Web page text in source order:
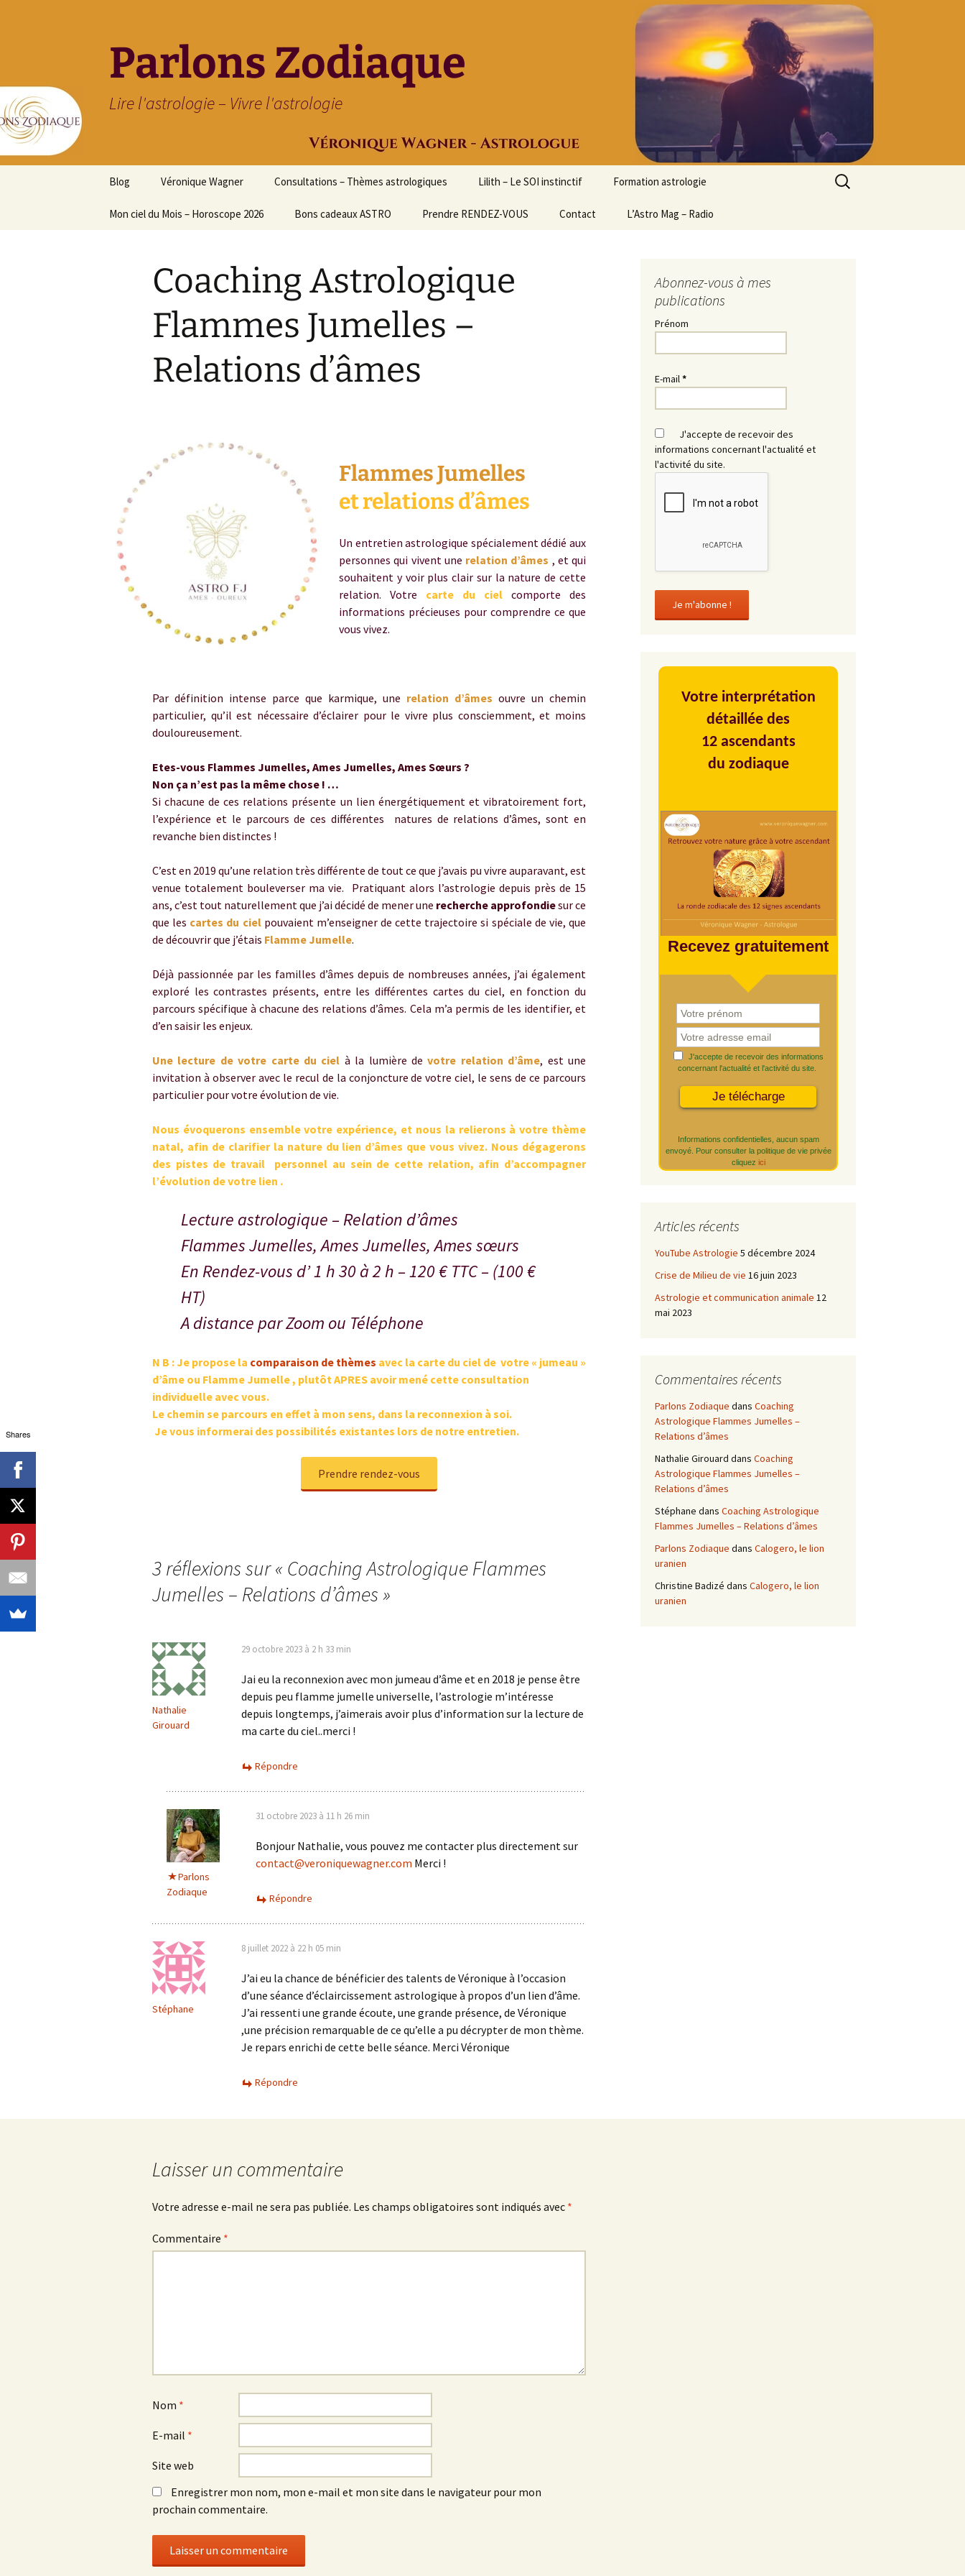
Parlons Zodiaque
Lire l'astrologie – Vivre l'astrologie
contenu
Blog Véronique Wagner Consultations – Thèmes astrologiques Lilith – Le SOI instinctif Formation astrologie
Initiation à l’ASTROLOGIE
Stage découverte
Formation en ligne
Astrologie
Mon ciel du Mois – Horoscope 2026 Bons cadeaux ASTRO Prendre RENDEZ-VOUS Contact L’Astro Mag – Radio
Rechercher :
Coaching Astrologique
Flammes Jumelles –
Relations d’âmes
Flammes Jumelles
et relations d’âmes
Un entretien astrologique spécialement dédié aux
personnes qui vivent une relation d’âmes , et qui
souhaitent y voir plus clair sur la nature de cette
relation. Votre carte du ciel comporte des
informations précieuses pour comprendre ce que
vous vivez.
Par définition intense parce que karmique, une relation d’âmes ouvre un chemin
particulier, qu’il est nécessaire d’éclairer pour le vivre plus consciemment, et moins
douloureusement.
Etes-vous Flammes Jumelles, Ames Jumelles, Ames Sœurs ?
Non ça n’est pas la même chose ! …
Si chacune de ces relations présente un lien énergétiquement et vibratoirement fort,
l’expérience et le parcours de ces différentes natures de relations d’âmes, sont en
revanche bien distinctes !
C’est en 2019 qu’une relation très différente de tout ce que j’avais pu vivre auparavant, est
venue totalement bouleverser ma vie. Pratiquant alors l’astrologie depuis près de 15
ans, c’est tout naturellement que j’ai décidé de mener une recherche approfondiesur ce
que les cartes du ciel pouvaient m’enseigner de cette trajectoire si spéciale de vie, que
de découvrir que j’étais Flamme Jumelle.
Déjà passionnée par les familles d’âmes depuis de nombreuses années, j’ai également
exploré les contrastes présents, entre les différentes cartes du ciel, en fonction du
parcours spécifique à chacune des relations d’âmes. Cela m’a permis de les identifier, et
d’en saisir les enjeux.
Une lecture de votre carte du ciel à la lumière devotre relation d’âme, est une
invitation à observer avec le recul de la conjoncture de votre ciel, le sens de ce parcours
particulier pour votre évolution de vie.
Nous évoquerons ensemble votre expérience, et nous la relierons à votre thème
natal, afin de clarifier la nature du lien d’âmes que vous vivez. Nous dégagerons
des pistes de travail personnel au sein de cette relation, afin d’accompagner
l’évolution de votre lien .
Lecture astrologique – Relation d’âmes
Flammes Jumelles, Ames Jumelles, Ames sœurs
En Rendez-vous d’ 1 h 30 à 2 h – 120 € TTC – (100 €
HT)
A distance par Zoom ou Téléphone
N B : Je propose la comparaison de thèmes avec la carte du ciel de votre « jumeau »
d’âme ou Flamme Jumelle , plutôt APRES avoir mené cette consultation
individuelle avec vous.
Le chemin se parcours en effet à mon sens, dans la reconnexion à soi.
Je vous informerai des possibilités existantes lors de notre entretien.
Prendre rendez-vous
3 réflexions sur « Coaching Astrologique Flammes
Jumelles – Relations d’âmes»
Nathalie
Girouard
29 octobre 2023 à 2 h 33 min
Jai eu la reconnexion avec mon jumeau d’âme et en 2018 je pense être
depuis peu flamme jumelle universelle, l’astrologie m’intéresse
depuis longtemps, j’aimerais avoir plus d’information sur la lecture de
ma carte du ciel..merci !
Répondre
Parlons
Zodiaque
31 octobre 2023 à 11 h 26 min
Bonjour Nathalie, vous pouvez me contacter plus directement sur
contact@veroniquewagner.com Merci !
Répondre
Stéphane
8 juillet 2022 à 22 h 05 min
J’ai eu la chance de bénéficier des talents de Véronique à l’occasion
d’une séance d’éclaircissement astrologique à propos d’un lien d’âme.
J’ai ressenti une grande écoute, une grande présence, de Véronique
,une précision remarquable de ce qu’elle a pu décrypter de mon thème.
Je repars enrichi de cette belle séance. Merci Véronique
Répondre
Laisser un commentaire
Votre adresse e-mail ne sera pas publiée. Les champs obligatoires sont indiqués avec *
Commentaire *
Nom *
E-mail *
Site web
Enregistrer mon nom, mon e-mail et mon site dans le navigateur pour mon
prochain commentaire.
Abonnez-vous à mes
publications
Prénom
E-mail*
J'accepte de recevoir des
informations concernant l'actualité et
l'activité du site.
Votre interprétation
détaillée des
12 ascendants
du zodiaque
Recevez gratuitement
J'accepte de recevoir des informations
concernant l'actualité et l'activité du site.
Informations confidentielles, aucun spam
envoyé. Pour consulter la politique de vie privée
cliquez ici
Articles récents
YouTube Astrologie 5 décembre 2024
Crise de Milieu de vie 16 juin 2023
Astrologie et communication animale 12
mai 2023
Commentaires récents
Parlons Zodiaque dans Coaching
Astrologique Flammes Jumelles –
Relations d’âmes
Nathalie Girouard dans Coaching
Astrologique Flammes Jumelles –
Relations d’âmes
Stéphane dans Coaching Astrologique
Flammes Jumelles – Relations d’âmes
Parlons Zodiaque dans Calogero, le lion
uranien
Christine Badizé dans Calogero, le lion
uranien
Shares